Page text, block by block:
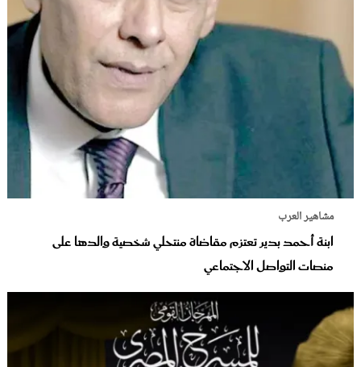
مشاهير العرب
ابنة أحمد بدير تعتزم مقاضاة منتحلي شخصية والدها على
منصات التواصل الاجتماعي